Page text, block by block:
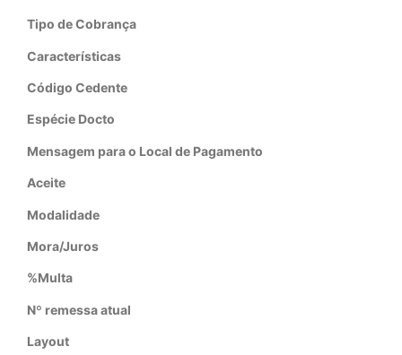
Tipo de Cobrança
Características
Código Cedente
Espécie Docto
Mensagem para o Local de Pagamento
Aceite
Modalidade
Mora/Juros
%Multa
Nº remessa atual
Layout